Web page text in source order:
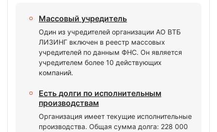
Массовый учредитель
Один из учредителей организации АО ВТБ
ЛИЗИНГ включен в реестр массовых
учредителей по данным ФНС. Он является
учредителем более 10 действующих
компаний.
Есть долги по исполнительным
производствам
Организация имеет текущие исполнительные
производства. Общая сумма долга: 228 000